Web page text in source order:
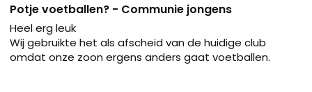
Potje voetballen? - Communie jongens
Heel erg leuk
Wij gebruikte het als afscheid van de huidige club
omdat onze zoon ergens anders gaat voetballen.